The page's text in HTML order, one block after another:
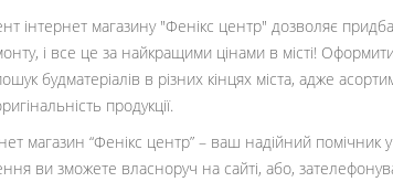
інтернет магазину "Фенікс центр" дозволяє
і все це за найкращими цінами в місті!
будматеріалів в різних кінцях міста, адже
продукції.
магазин “Фенікс центр” – ваш надійний помічник
ви зможете власноруч на сайті, або,